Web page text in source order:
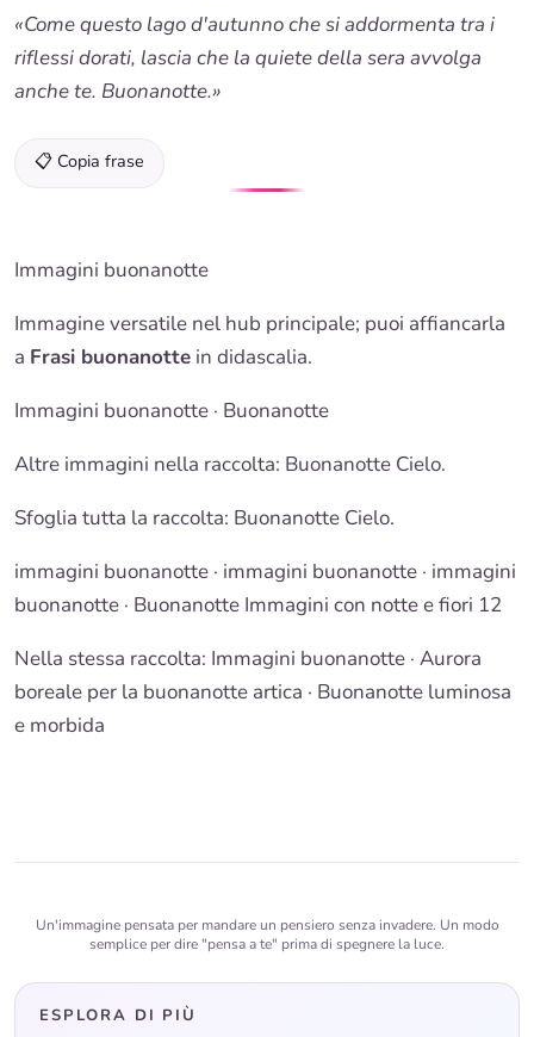
«Come questo lago d'autunno che si addormenta tra i
riflessi dorati, lascia che la quiete della sera avvolga
anche te. Buonanotte.»
📋 Copia frase
Immagini buonanotte
Immagine versatile nel hub principale; puoi affiancarla
a Frasi buonanotte in didascalia.
Immagini buonanotte · Buonanotte
Altre immagini nella raccolta: Buonanotte Cielo.
Sfoglia tutta la raccolta: Buonanotte Cielo.
immagini buonanotte · immagini buonanotte · immagini
buonanotte · Buonanotte Immagini con notte e fiori 12
Nella stessa raccolta: Immagini buonanotte · Aurora
boreale per la buonanotte artica · Buonanotte luminosa
e morbida
Un'immagine pensata per mandare un pensiero senza invadere. Un modo
semplice per dire "pensa a te" prima di spegnere la luce.
ESPLORA DI PIÙ